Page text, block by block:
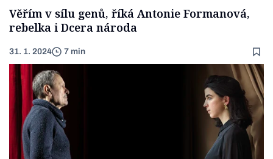
Věřím v sílu genů, říká Antonie Formanová,
rebelka i Dcera národa
31. 1. 2024 7 min